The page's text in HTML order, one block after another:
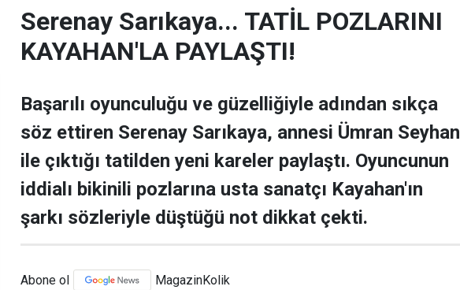
Serenay Sarıkaya... TATİL POZLARINI
KAYAHAN'LA PAYLAŞTI!
Başarılı oyunculuğu ve güzelliğiyle adından sıkça
söz ettiren Serenay Sarıkaya, annesi Ümran Seyhan
ile çıktığı tatilden yeni kareler paylaştı. Oyuncunun
iddialı bikinili pozlarına usta sanatçı Kayahan'ın
şarkı sözleriyle düştüğü not dikkat çekti.
Abone ol MagazinKolik